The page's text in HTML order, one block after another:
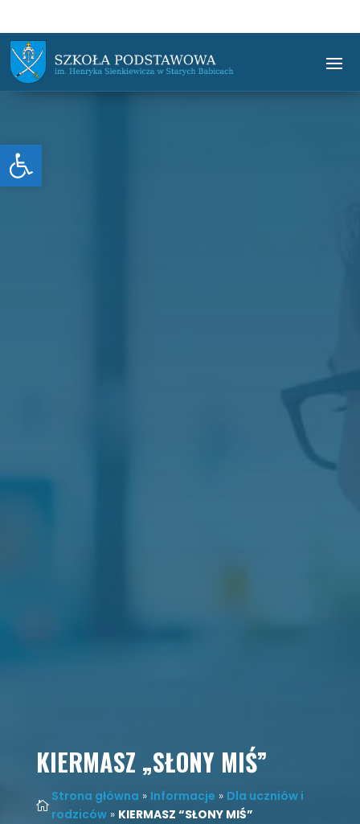
Otwórz pasek narzędzi
KIERMASZ „SŁONY MIŚ”

Strona główna » Informacje » Dla uczniów i
rodziców» KIERMASZ “SŁONY MIŚ”